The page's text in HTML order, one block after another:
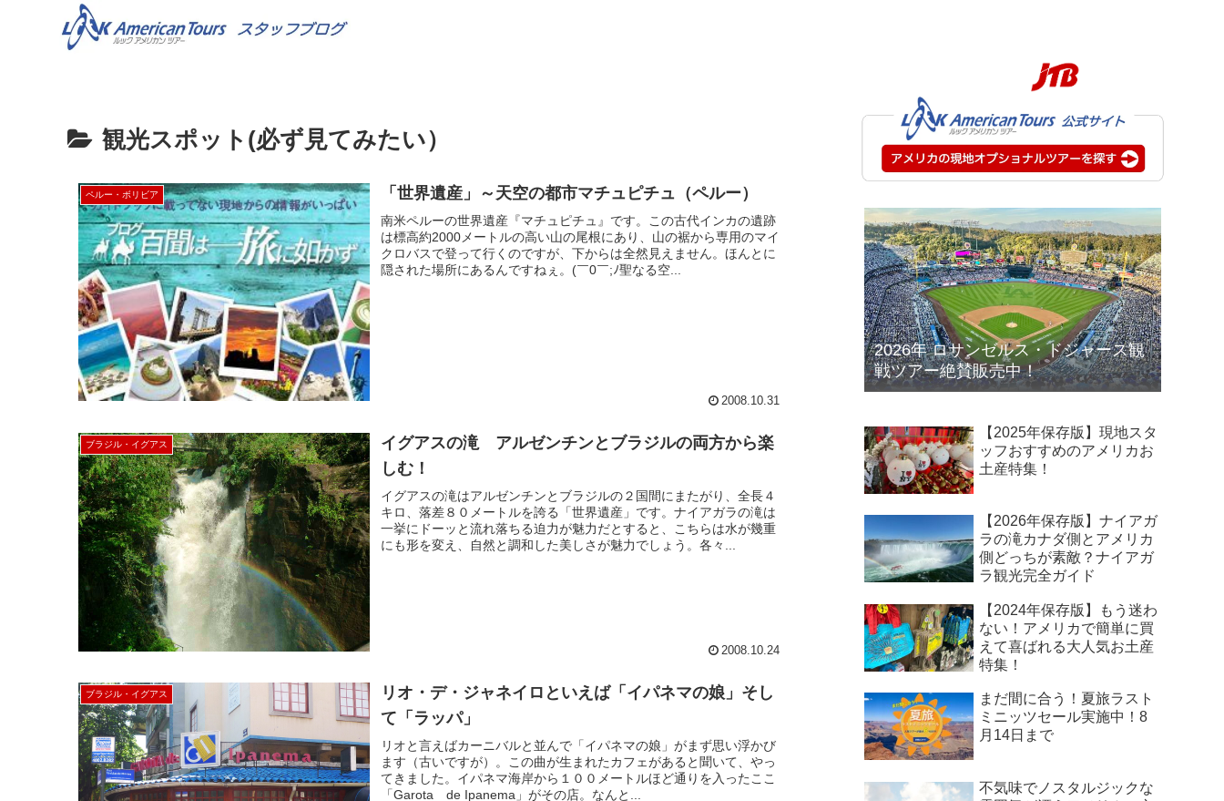
観光スポット(必ず見てみたい）
ペルー・ボリビア 「世界遺産」～天空の都市マチュピチュ（ペルー）
南米ペルーの世界遺産『マチュピチュ』です。この古代インカの遺跡
は標高約2000メートルの高い山の尾根にあり、山の裾から専用のマイ
クロバスで登って行くのですが、下からは全然見えません。ほんとに
隠された場所にあるんですねぇ。(￣0￣;ﾉ聖なる空...
2008.10.31
ブラジル・イグアス
イグアスの滝 アルゼンチンとブラジルの両方から楽
しむ！
イグアスの滝はアルゼンチンとブラジルの２国間にまたがり、全長４
キロ、落差８０メートルを誇る「世界遺産」です。ナイアガラの滝は
一挙にドーッと流れ落ちる迫力が魅力だとすると、こちらは水が幾重
にも形を変え、自然と調和した美しさが魅力でしょう。各々...
2008.10.24
ブラジル・イグアス
リオ・デ・ジャネイロといえば「イパネマの娘」そし
て「ラッパ」
リオと言えばカーニバルと並んで「イパネマの娘」がまず思い浮かび
ます（古いですが）。この曲が生まれたカフェがあると聞いて、やっ
てきました。イパネマ海岸から１００メートルほど通りを入ったここ
「Garota de Ipanema」がその店。なんと...
2026年 ロサンゼルス・ドジャース観
戦ツアー絶賛販売中！
【2025年保存版】現地スタ
ッフおすすめのアメリカお
土産特集！
【2026年保存版】ナイアガ
ラの滝カナダ側とアメリカ
側どっちが素敵？ナイアガ
ラ観光完全ガイド
【2024年保存版】もう迷わ
ない！アメリカで簡単に買
えて喜ばれる大人気お土産
特集！
まだ間に合う！夏旅ラスト
ミニッツセール実施中！8
月14日まで
不気味でノスタルジックな